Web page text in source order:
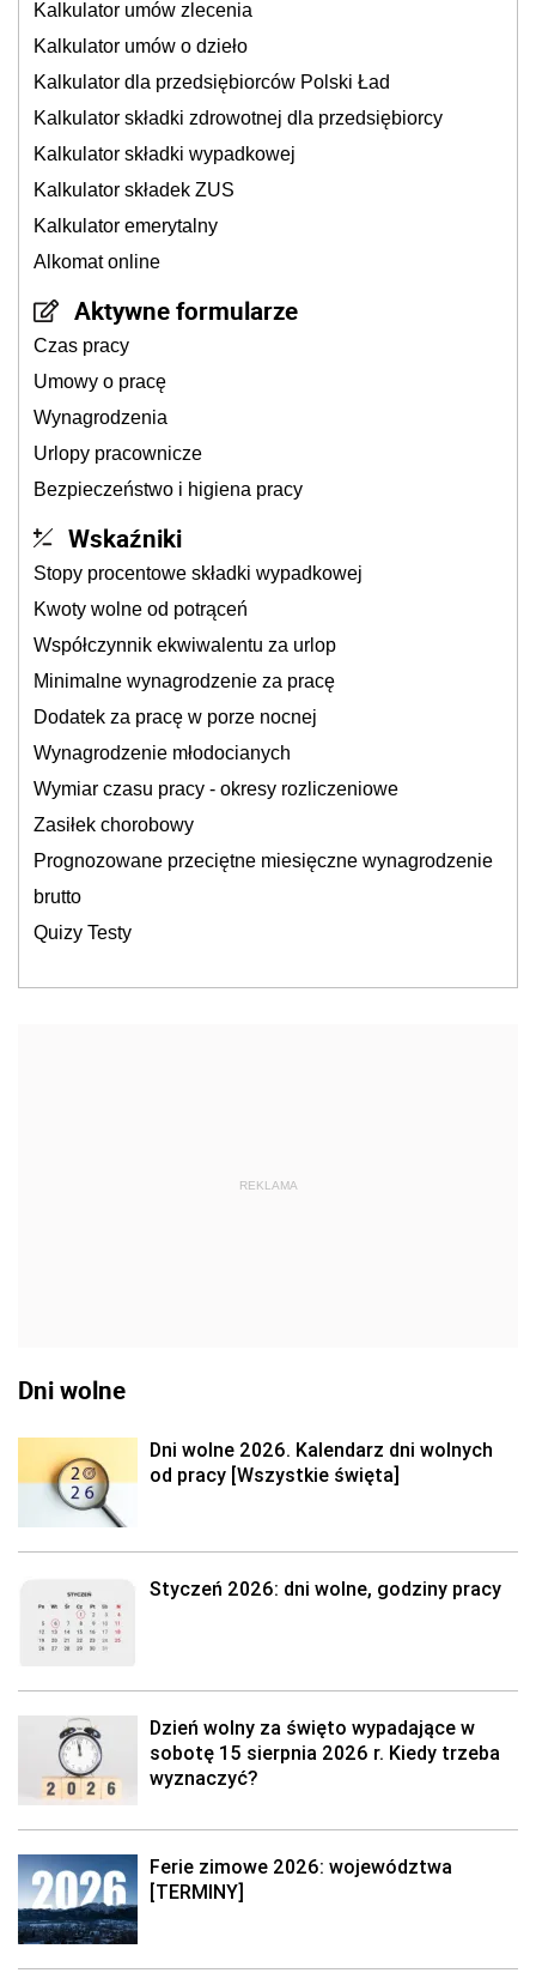
Kalkulator umów zlecenia
Kalkulator umów o dzieło
Kalkulator dla przedsiębiorców Polski Ład
Kalkulator składki zdrowotnej dla przedsiębiorcy
Kalkulator składki wypadkowej
Kalkulator składek ZUS
Kalkulator emerytalny
Alkomat online
Aktywne formularze
Czas pracy
Umowy o pracę
Wynagrodzenia
Urlopy pracownicze
Bezpieczeństwo i higiena pracy
Wskaźniki
Stopy procentowe składki wypadkowej
Kwoty wolne od potrąceń
Współczynnik ekwiwalentu za urlop
Minimalne wynagrodzenie za pracę
Dodatek za pracę w porze nocnej
Wynagrodzenie młodocianych
Wymiar czasu pracy - okresy rozliczeniowe
Zasiłek chorobowy
Prognozowane przeciętne miesięczne wynagrodzenie
brutto
Quizy Testy
REKLAMA
Dni wolne
Dni wolne 2026. Kalendarz dni wolnych
od pracy [Wszystkie święta]
Styczeń 2026: dni wolne, godziny pracy
Dzień wolny za święto wypadające w
sobotę 15 sierpnia 2026 r. Kiedy trzeba
wyznaczyć?
Ferie zimowe 2026: województwa
[TERMINY]